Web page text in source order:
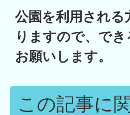
公園を利用され
りますので、で
お願いします。
この記事に